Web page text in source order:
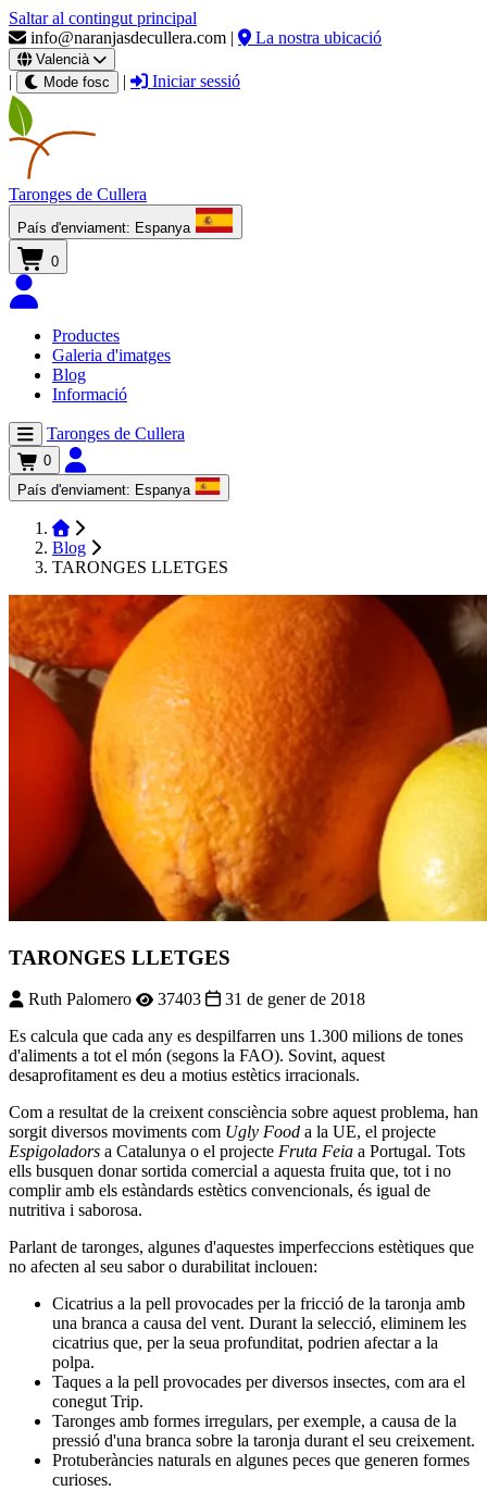
Saltar al contingut principal
info@naranjasdecullera.com | La nostra ubicació
Valencià
| Mode fosc | Iniciar sessió
Taronges de Cullera
País d'enviament: Espanya
0
Productes
Galeria d'imatges
Blog
Informació
Taronges de Cullera
0
País d'enviament: Espanya
Blog
TARONGES LLETGES
TARONGES LLETGES
Ruth Palomero 37403
31 de gener de 2018
Es calcula que cada any es despilfarren uns 1.300 milions de tones
d'aliments a tot el món (segons la FAO). Sovint, aquest
desaprofitament es deu a motius estètics irracionals.
Com a resultat de la creixent consciència sobre aquest problema, han
sorgit diversos moviments com Ugly Food a la UE, el projecte
Espigoladors a Catalunya o el projecte Fruta Feia a Portugal. Tots
ells busquen donar sortida comercial a aquesta fruita que, tot i no
complir amb els estàndards estètics convencionals, és igual de
nutritiva i saborosa.
Parlant de taronges, algunes d'aquestes imperfeccions estètiques que
no afecten al seu sabor o durabilitat inclouen:
Cicatrius a la pell provocades per la fricció de la taronja amb
una branca a causa del vent. Durant la selecció, eliminem les
cicatrius que, per la seua profunditat, podrien afectar a la
polpa.
Taques a la pell provocades per diversos insectes, com ara el
conegut Trip.
Taronges amb formes irregulars, per exemple, a causa de la
pressió d'una branca sobre la taronja durant el seu creixement.
Protuberàncies naturals en algunes peces que generen formes
curioses.